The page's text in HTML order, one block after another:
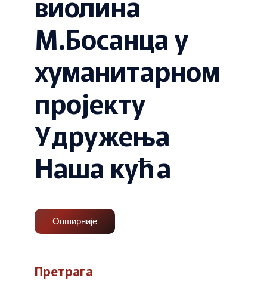
М.Босанца у
хуманитарном
пројекту
Удружења
Наша кућа
Опширније
Претрага